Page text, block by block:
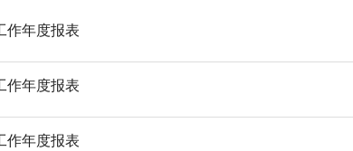
作年度报表
作年度报表
作年度报表